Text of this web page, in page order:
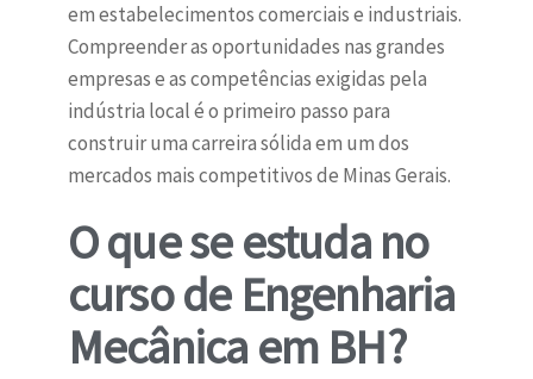
em estabelecimentos comerciais e industriais.
Compreender as oportunidades nas grandes
empresas e as competências exigidas pela
indústria local é o primeiro passo para
construir uma carreira sólida em um dos
mercados mais competitivos de Minas Gerais.
O que se estuda no
curso de Engenharia
Mecânica em BH?